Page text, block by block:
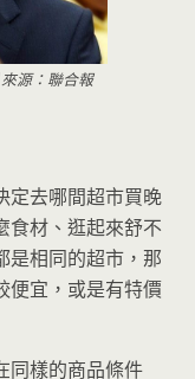
源：聯合報
定去哪間超市買晚
食材、逛起來舒不
是相同的超市，那
便宜，或是有特價
同樣的商品條件